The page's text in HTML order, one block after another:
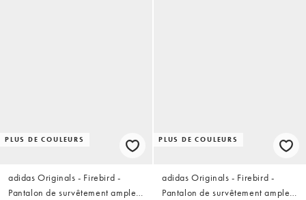
PLUS DE COULEURS
adidas Originals - Firebird -
Pantalon de survêtement ample -
PLUS DE COULEURS
adidas Originals - Firebird -
Pantalon de survêtement ample